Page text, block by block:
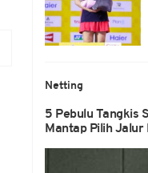
Netting
5 Pebulu Tangkis
Mantap Pilih Jalur